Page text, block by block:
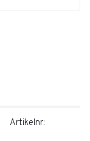
Artikelnr